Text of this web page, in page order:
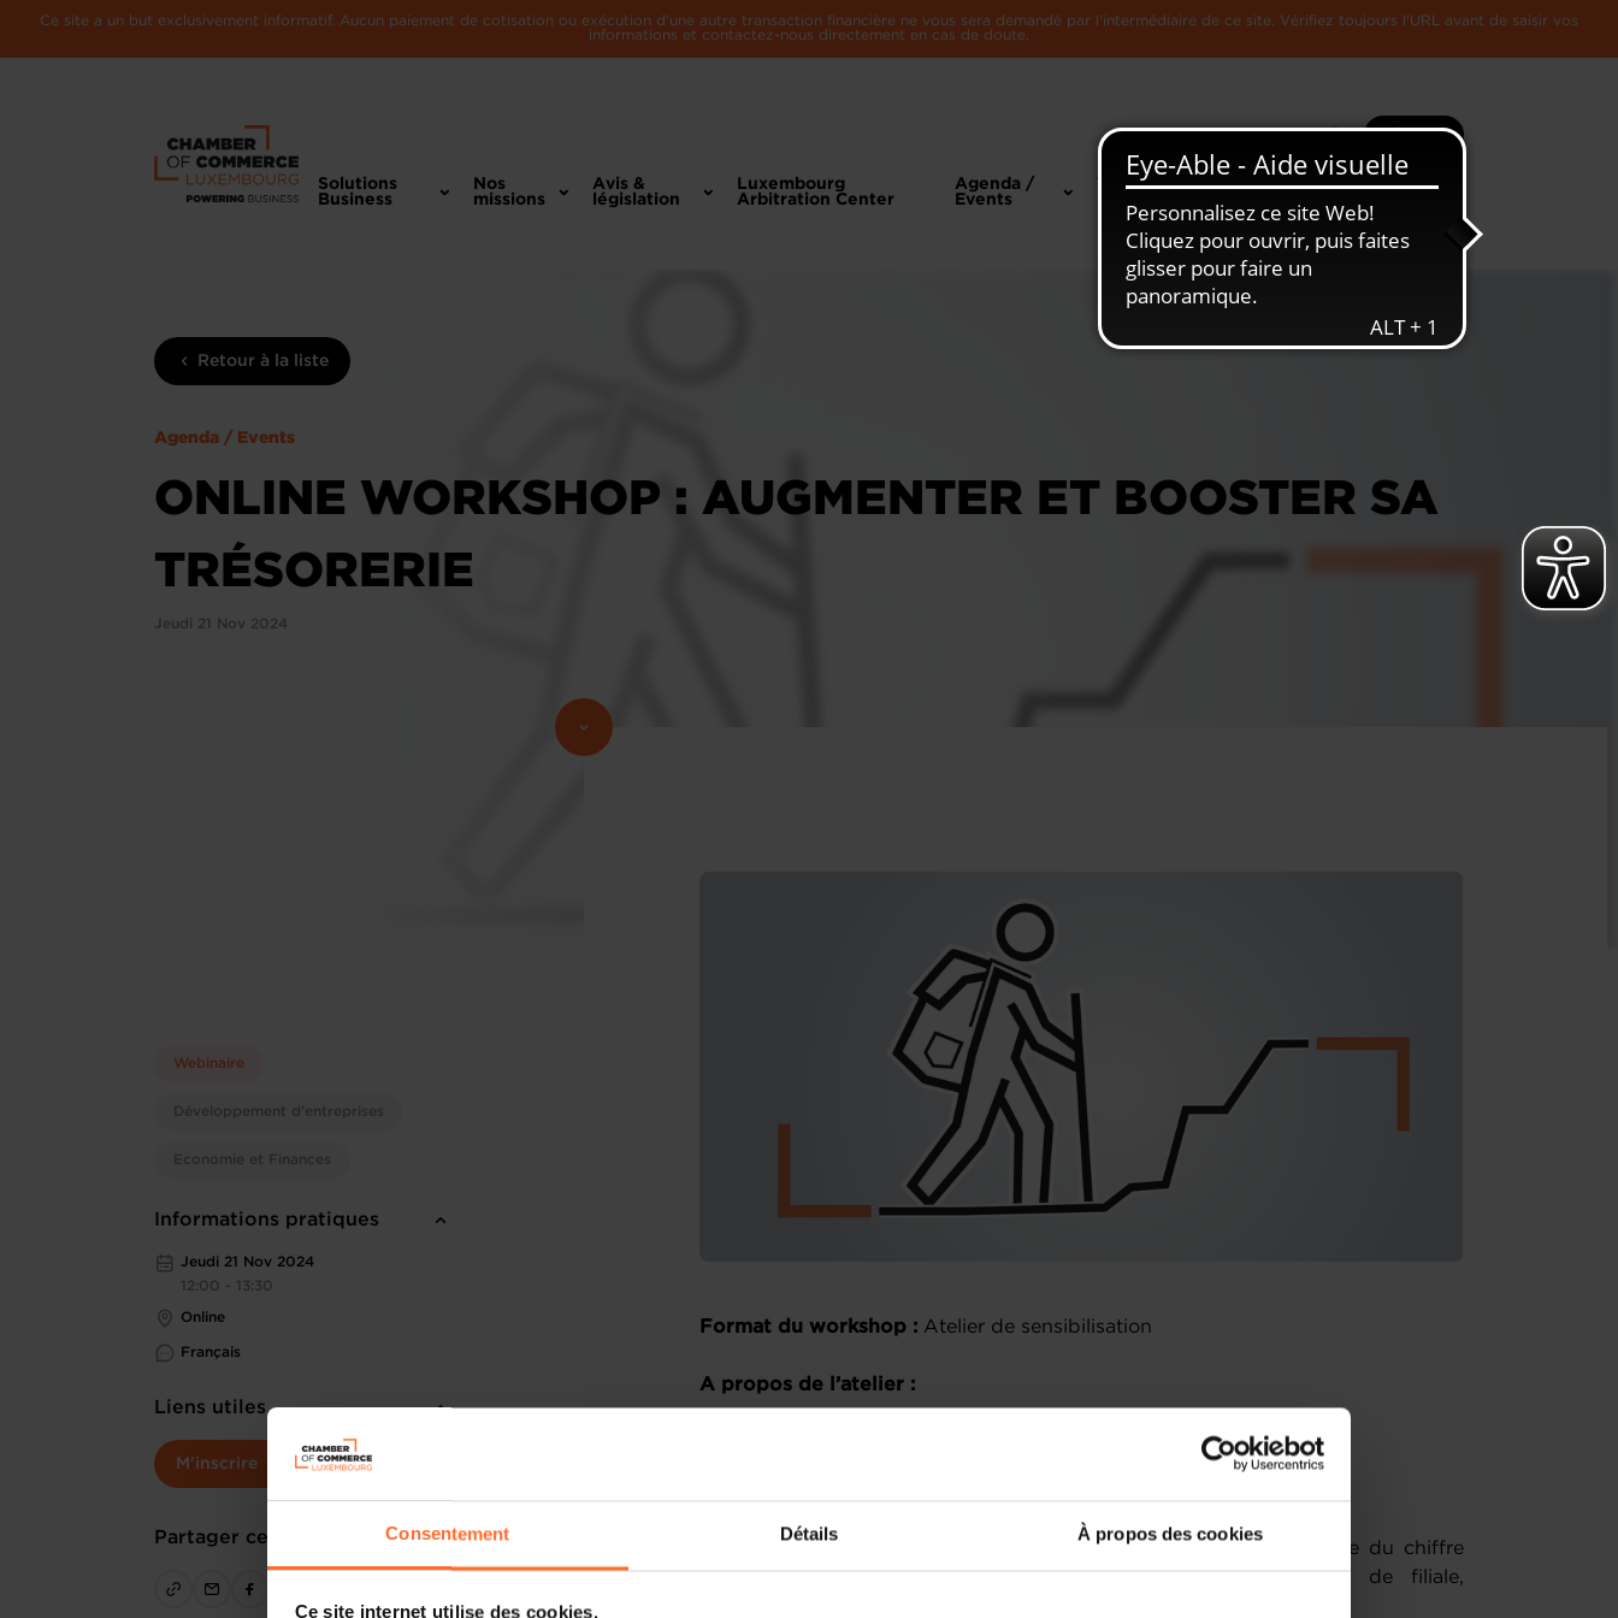
Consentement Détails À propos des cookies
Ce site internet utilise des cookies.
Ce site a un but exclusivement informatif. Aucun paiement de cotisation ou exécution d'une autre transaction financière ne vous sera demandé par l'intermédiaire de ce site. Vérifiez toujours l'URL avant de saisir vos
informations et contactez-nous directement en cas de doute.
Recherche Plus
Solutions
Business
Nos
missions
Avis &
législation
Luxembourg
Arbitration Center
Agenda /
Events
Toute
L'Economie
Retour à la liste
Agenda / Events
ONLINE WORKSHOP : AUGMENTER ET BOOSTER SA
TRÉSORERIE
Jeudi 21 Nov 2024
Webinaire
Développement d'entreprises
Economie et Finances
Informations pratiques
Jeudi 21 Nov 2024
12:00 - 13:30
Online
Français
Liens utiles
M'inscrire
Partager cet article
Format du workshop : Atelier de sensibilisation
A propos de l’atelier :
face au contexte économique actuel ?
dans le cadre d’un développement : augmentation significative du chiffre
d’affaires, recherche de nouveaux marchés, R&D, création de filiale,